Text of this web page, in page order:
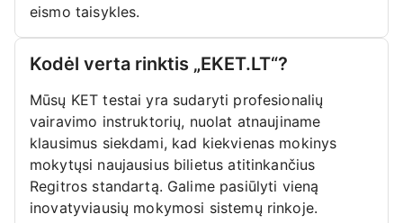
eismo taisykles.
Kodėl verta rinktis „EKET.LT“?
Mūsų KET testai yra sudaryti profesionalių
vairavimo instruktorių, nuolat atnaujiname
klausimus siekdami, kad kiekvienas mokinys
mokytųsi naujausius bilietus atitinkančius
Regitros standartą. Galime pasiūlyti vieną
inovatyviausių mokymosi sistemų rinkoje.